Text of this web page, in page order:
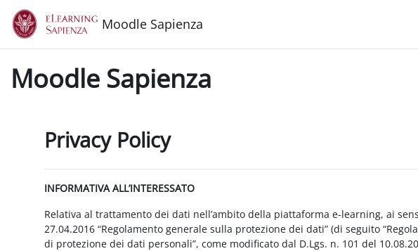
Vai al contenuto principale
Moodle Sapienza
Moodle Sapienza
Privacy Policy
INFORMATIVA ALL’INTERESSATO
Relativa al trattamento dei dati nell’ambito della piattaforma e-learning, ai
27.04.2016 “Regolamento generale sulla protezione dei dati” (di seguito
di protezione dei dati personali”, come modificato dal D.Lgs. n. 101 del